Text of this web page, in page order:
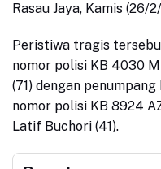
Rasau Jaya, Kamis
Peristiwa tragis
nomor polisi KB 4030
(71) dengan
nomor polisi KB 8924
Latif Buchori (41).